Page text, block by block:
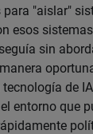
"aislar"
esos
sin
de
entorno que